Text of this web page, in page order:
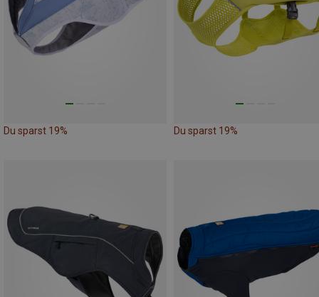
Du sparst 19% Du sparst 19%